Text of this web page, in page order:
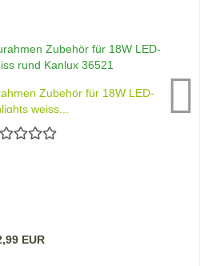
Zubehör für 18W LED-
weiss...
EUR